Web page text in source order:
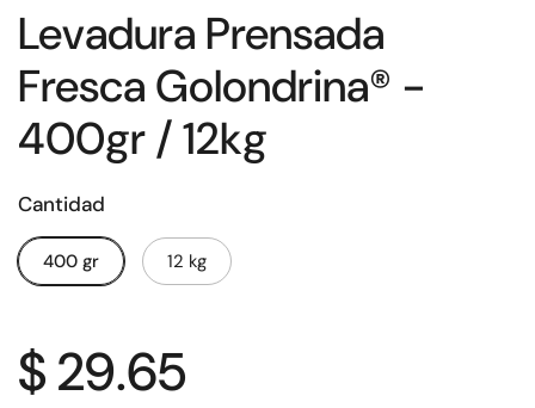
Levadura Prensada
Fresca Golondrina® -
400gr / 12kg
Cantidad
400 gr 12 kg
$ 29.65